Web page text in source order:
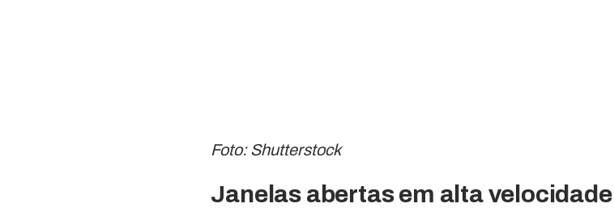
Foto: Shutterstock
Janelas abertas em alta